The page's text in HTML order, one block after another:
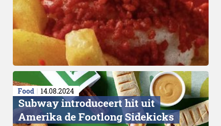
Food 14.08.2024
Subway introduceert hit uit
Amerika de Footlong Sidekicks